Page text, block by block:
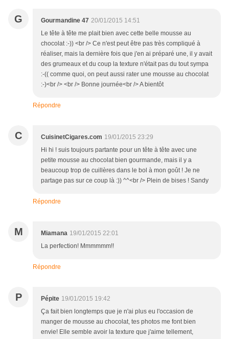
G Gourmandine 47 20/01/2015 14:51
Le tête à tête me plait bien avec cette belle mousse au
chocolat :-)) <br /> Ce n'est peut être pas très compliqué à
réaliser, mais la dernière fois que j'en ai préparé une, il y avait
des grumeaux et du coup la texture n'était pas du tout sympa
:-(( comme quoi, on peut aussi rater une mousse au chocolat
:-)<br /> <br /> Bonne journée<br /> A bientôt
Répondre
C CuisinetCigares.com 19/01/2015 23:29
Hi hi ! suis toujours partante pour un tête à tête avec une
petite mousse au chocolat bien gourmande, mais il y a
beaucoup trop de cuillères dans le bol à mon goût ! Je ne
partage pas sur ce coup là :)) ^^<br /> Plein de bises ! Sandy
Répondre
M Miamana 19/01/2015 22:01
La perfection! Mmmmmm!!
Répondre
P Pépite 19/01/2015 19:42
Ça fait bien longtemps que je n'ai plus eu l'occasion de
manger de mousse au chocolat, tes photos me font bien
envie! Elle semble avoir la texture que j'aime tellement,